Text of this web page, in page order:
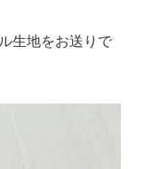
生地をお送りで